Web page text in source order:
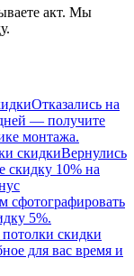
акт. Мы
Отказались на
— получите
монтажа.
Вернулись
скидку 10% на
сфотографировать
5%.
для вас время и